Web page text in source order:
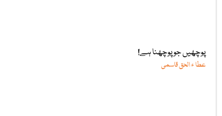
پوچھیں جو پوچھنا ہے!
عطا ء الحق قاسمی